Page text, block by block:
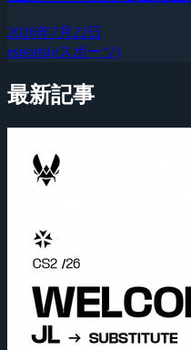
2026年7月22日
esports(eスポーツ)
最新記事